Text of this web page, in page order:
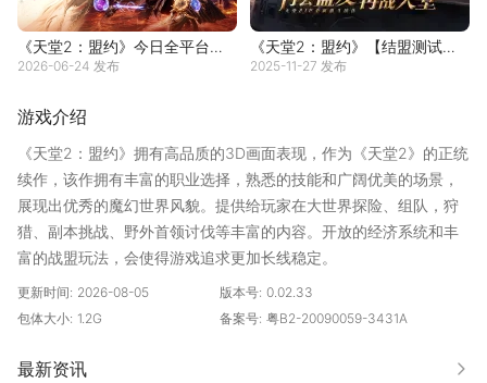
《天堂2：盟约》今日全平台上
线，有你们在，就是天堂！
2026-06-24 发布
《天堂2：盟约》【结盟测试】
战盟集结！三大公会活动来袭，
2025-11-27 发布
游戏介绍
《天堂2：盟约》拥有高品质的3D画面表现，作为《天堂2》的正统
续作，该作拥有丰富的职业选择，熟悉的技能和广阔优美的场景，
展现出优秀的魔幻世界风貌。提供给玩家在大世界探险、组队，狩
猎、副本挑战、野外首领讨伐等丰富的内容。开放的经济系统和丰
富的战盟玩法，会使得游戏追求更加长线稳定。
游戏特色
【极品神装、全靠打怪】
更新时间: 2026-08-05 版本号: 0.02.33
包体大小: 1.2G 备案号: 粤B2-20090059-3431A
最新资讯 更多